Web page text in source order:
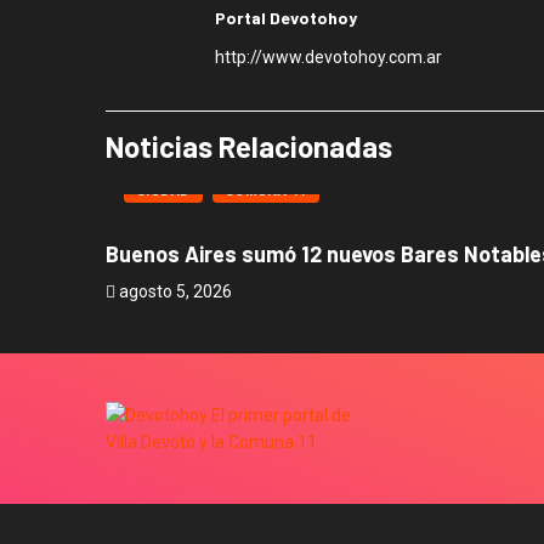
Portal Devotohoy
http://www.devotohoy.com.ar
Noticias Relacionadas
CIUDAD COMUNA 11
Buenos Aires sumó 12 nuevos Bares
agosto 5, 2026